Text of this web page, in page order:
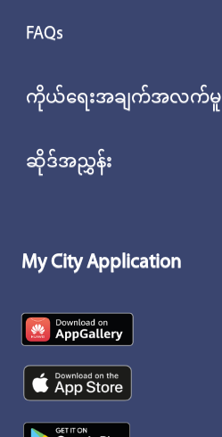
FAQs
ကိုယ်ရေးအချက်အလက်မူ
ဆိုဒ်အညွှန်း
My City Application